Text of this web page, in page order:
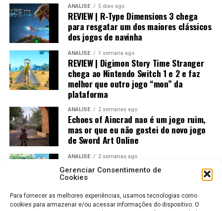
Gerenciar Consentimento de
Cookies
Para fornecer as melhores experiências, usamos tecnologias como
cookies para armazenar e/ou acessar informações do dispositivo. O
Visualmente, o jogo impressiona bastante.
NoNintendo Switch 2, a qualidade gráfica
praticamente não fica devendo em relação às versões de
PlayStation 5 e Xbox, entregando uma experiência
muito próxima dos consoles mais potentes.
Já noNintendo Switch 1, o trabalho de otimização
ANÁLISE 5 dias ago
REVIEW | R-Type Dimensions 3 chega
para resgatar um dos maiores clássicos
dos jogos de navinha
ANÁLISE 1 semana ago
REVIEW | Digimon Story Time Stranger
chega ao Nintendo Switch 1 e 2 e faz
melhor que outro jogo “mon” da
plataforma
ANÁLISE 2 semanas ago
Echoes of Aincrad nao é um jogo ruim,
mas or que eu não gostei do novo jogo
de Sword Art Online
ANÁLISE 2 semanas ago
Jogos Amados e Odiados do Sonic: Os
Maiores Acertos e Erros da SEGA